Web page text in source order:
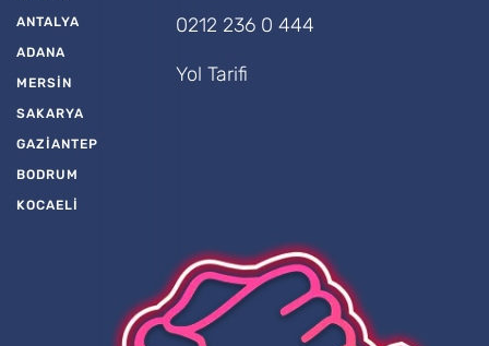
ANTALYA
ADANA
MERSİN
SAKARYA
GAZİANTEP
BODRUM
KOCAELİ
0212 236 0 444
Yol Tarifi